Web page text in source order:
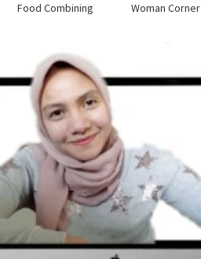
Food Combining Woman Corner